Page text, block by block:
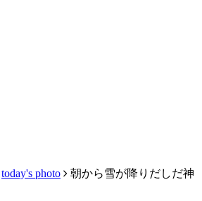
today's photo
朝から雪が降りだしだ神